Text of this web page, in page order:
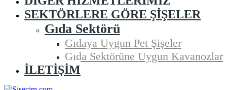
SEKTÖRLERE GÖRE ŞIŞELER
Gıda Sektörü
Gıdaya Uygun Pet Şişeler
Gıda Sektörüne Uygun Kavanozlar
İLETIŞIM